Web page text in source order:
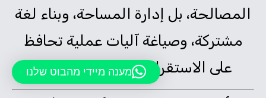
المصالحة، بل إدارة المساحة، وبناء لغة
مشتركة، وصياغة آليات عملية تحافظ
على الاستقرار على المدى البعيد.
מענה מיידי מהבוט שלנו